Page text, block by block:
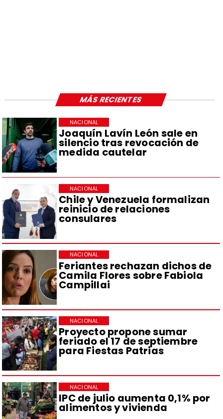
Joaquín Lavín León sale en
silencio tras revocación de
medida cautelar
NACIONAL
Chile y Venezuela formalizan
reinicio de relaciones
consulares
NACIONAL
Feriantes rechazan dichos de
Camila Flores sobre Fabiola
Campillai
NACIONAL
Proyecto propone sumar
feriado el 17 de septiembre
para Fiestas Patrias
NACIONAL
IPC de julio aumenta 0,1% por
alimentos y vivienda
NACIONAL
MÁS RECIENTES